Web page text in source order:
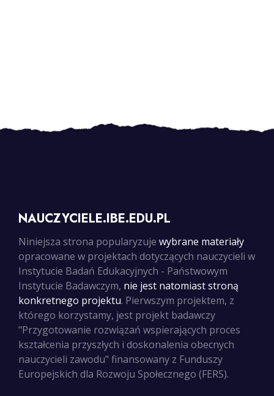
NAUCZYCIELE.IBE.EDU.PL
Niniejsza strona popularyzuje wybrane materiały
opracowane w projektach dotyczących nauczycieli w
Instytucie Badań Edukacyjnych - Państwowym
Instytucie Badawczym, nie jest natomiast stroną
konkretnego projektu. Pierwszym projektem, z
którego korzystamy, jest projekt badawczy
"Przygotowanie rozwiązań wspierających proces
kształcenia przyszłych i doskonalenia obecnych
nauczycieli zawodu" finansowany z Funduszy
Europejskich dla Rozwoju Społecznego (FERS).